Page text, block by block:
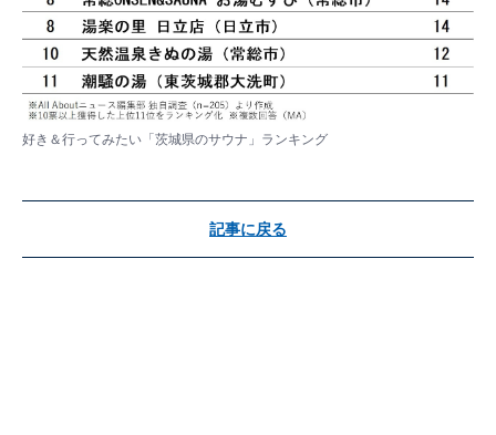
好き＆行ってみたい「茨城県のサウナ」ランキング
記事に戻る